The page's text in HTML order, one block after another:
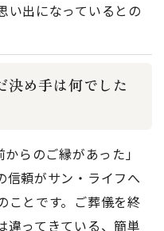
い出になっているとの
決め手は何でした
らのご縁があった」
信頼がサン・ライフへ
ことです。ご葬儀を終
違ってきている、簡単